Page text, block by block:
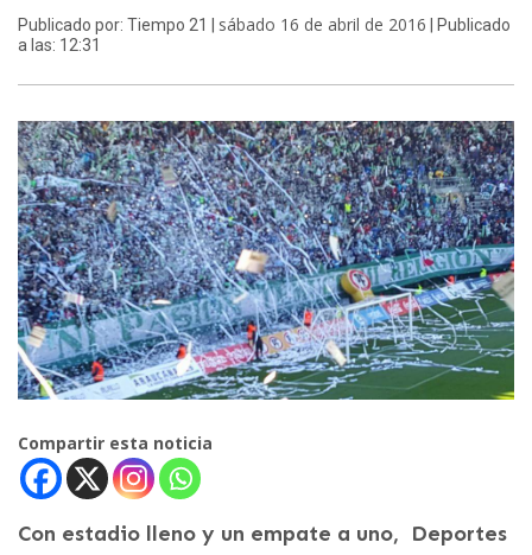
Publicado por: Tiempo 21 | sábado 16 de abril de 2016 | Publicado
a las: 12:31
Compartir esta noticia
Con estadio lleno y un empate a uno, Deportes